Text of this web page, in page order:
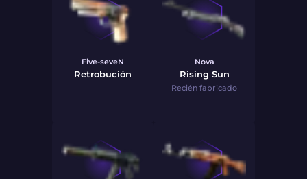
Five-seveN
Retrobución
Nova
Rising Sun
Recién fabricado